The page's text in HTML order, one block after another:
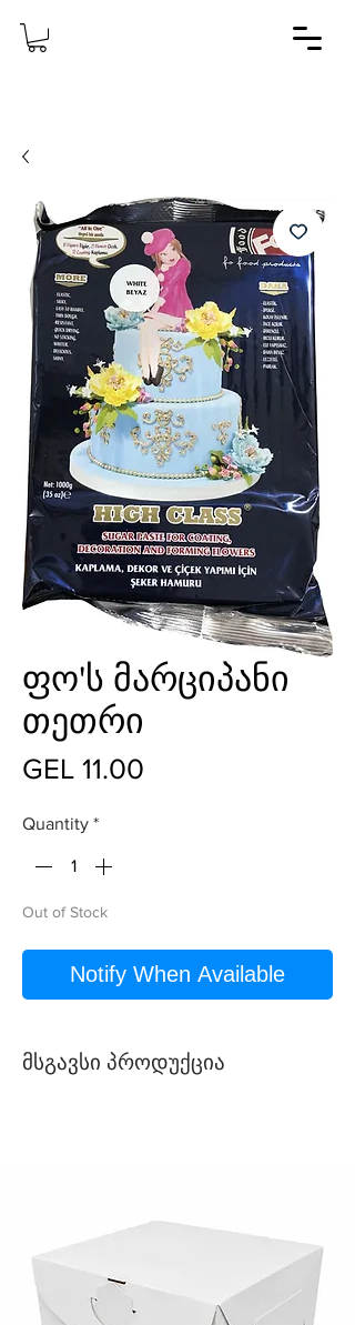
ფო'ს მარციპანი
თეთრი
GEL 11.00
Quantity *
Out of Stock
Notify When Available
მსგავსი პროდუქცია